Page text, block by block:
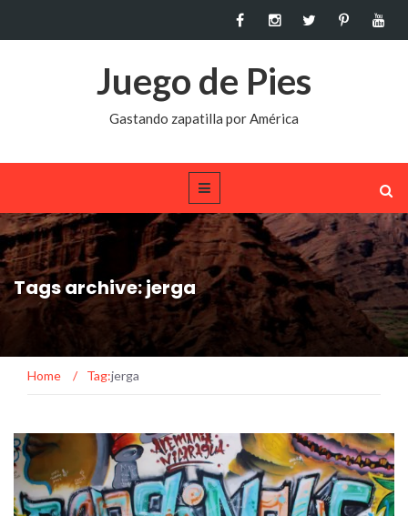
Juego de Pies
Gastando zapatilla por América
Tags archive: jerga
Home / Tag:jerga